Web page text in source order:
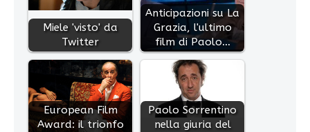
Miele 'visto' da
Twitter
Anticipazioni su La
Grazia, l'ultimo
film di Paolo…
European Film
Award: il trionfo
Paolo Sorrentino
nella giuria del